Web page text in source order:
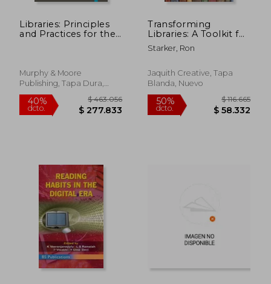
Libraries: Principles
and Practices for the
Murphy & Moore
Publishing, Tapa Dura,
Nuevo
Transforming
Libraries: A Toolkit for
Innovators, Makers,
and Seekers (en
Starker, Ron
Jaquith Creative, Tapa
Blanda, Nuevo